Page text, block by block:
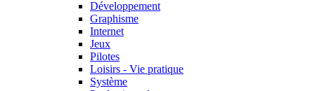
Développement
Graphisme
Internet
Jeux
Pilotes
Loisirs - Vie pratique
Système